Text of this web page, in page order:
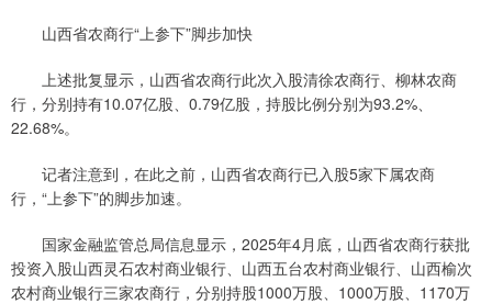
山西省农商行“上参下”脚步加快
上述批复显示，山西省农商行此次入股清徐农商行、柳林农商
行，分别持有10.07亿股、0.79亿股，持股比例分别为93.2%、
22.68%。
记者注意到，在此之前，山西省农商行已入股5家下属农商
行，“上参下”的脚步加速。
国家金融监管总局信息显示，2025年4月底，山西省农商行获批
投资入股山西灵石农村商业银行、山西五台农村商业银行、山西榆次
农村商业银行三家农商行，分别持股1000万股、1000万股、1170万